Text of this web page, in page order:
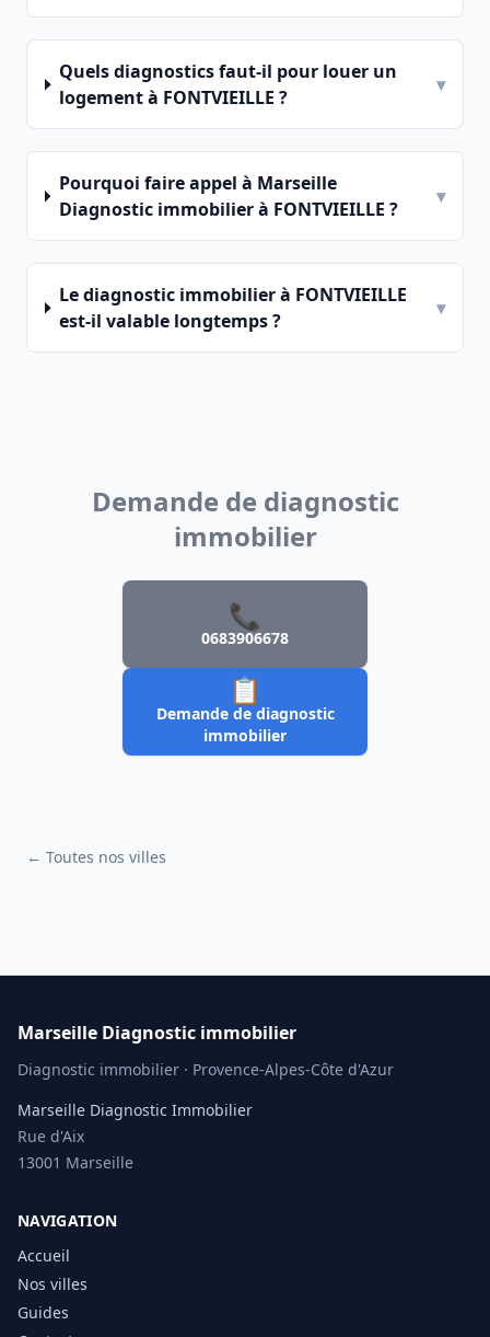
Quels diagnostics faut-il pour louer un
logement à FONTVIEILLE ?
▾
Pourquoi faire appel à Marseille
Diagnostic immobilier à FONTVIEILLE ?
▾
Le diagnostic immobilier à FONTVIEILLE
est-il valable longtemps ?
▾
Demande de diagnostic
immobilier
📞
0683906678
📋
Demande de diagnostic
immobilier
← Toutes nos villes
Marseille Diagnostic immobilier
Diagnostic immobilier · Provence-Alpes-Côte d'Azur
Marseille Diagnostic Immobilier
Rue d'Aix
13001 Marseille
NAVIGATION
Accueil
Nos villes
Guides